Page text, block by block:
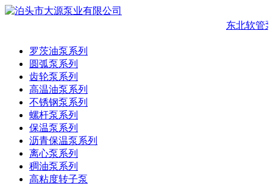
东北软管
罗茨油泵系列
圆弧泵系列
齿轮泵系列
高温油泵系列
不锈钢泵系列
螺杆泵系列
保温泵系列
沥青保温泵系列
离心泵系列
稠油泵系列
高粘度转子泵